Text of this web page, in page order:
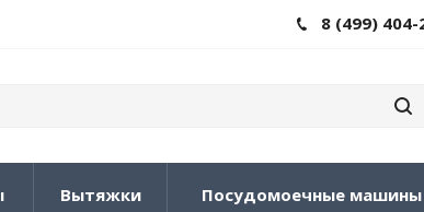
8 (499) 404-
Вытяжки Посудомоечные машины